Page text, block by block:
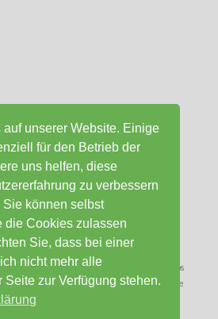
Bilder Datenschutzerlärung
events Fotogalerie Gitarren
Infos
Mietinstrumente München Partner Preise
Waldfriedhof
unserer Website. Einige
für den Betrieb der
uns helfen, diese
zu verbessern
können selbst
die Cookies zulassen
Sie, dass bei einer
nicht mehr alle
Seite zur Verfügung stehen.